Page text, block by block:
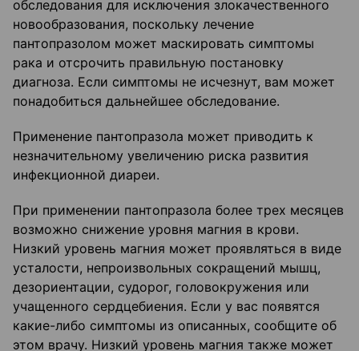
обследования для исключения злокачественного
новообразования, поскольку лечение
пантопразолом может маскировать симптомы
рака и отсрочить правильную постановку
диагноза. Если симптомы не исчезнут, вам может
понадобиться дальнейшее обследование.
Применение пантопразола может приводить к
незначительному увеличению риска развития
инфекционной диареи.
При применении пантопразола более трех месяцев
возможно снижение уровня магния в крови.
Низкий уровень магния может проявляться в виде
усталости, непроизвольных сокращений мышц,
дезориентации, судорог, головокружения или
учащенного сердцебиения. Если у вас появятся
какие-либо симптомы из описанных, сообщите об
этом врачу. Низкий уровень магния также может